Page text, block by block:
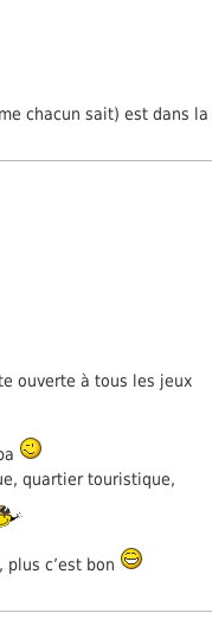
chacun sait) est dans la
ouverte à tous les jeux
quartier touristique,
plus c’est bon